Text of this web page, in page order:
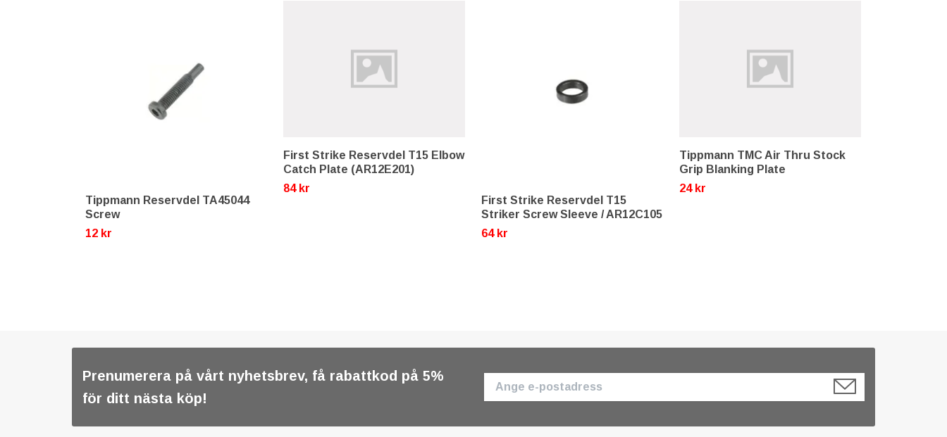
Tippmann Reservdel TA45044
Screw
12 kr
First Strike Reservdel T15 Elbow
Catch Plate (AR12E201)
84 kr
First Strike Reservdel T15
Striker Screw Sleeve / AR12C105
64 kr
Tippmann TMC Air Thru Stock
Grip Blanking Plate
24 kr
Prenumerera på vårt nyhetsbrev, få rabattkod på 5%
för ditt nästa köp!